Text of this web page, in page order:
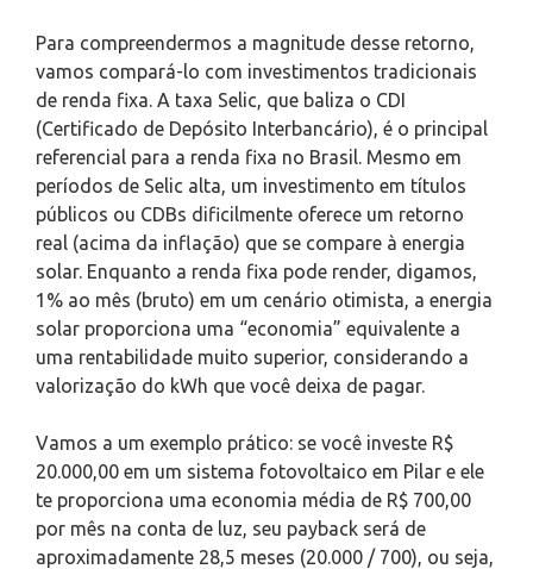
Para compreendermos a magnitude desse retorno,
vamos compará-lo com investimentos tradicionais
de renda fixa. A taxa Selic, que baliza o CDI
(Certificado de Depósito Interbancário), é o principal
referencial para a renda fixa no Brasil. Mesmo em
períodos de Selic alta, um investimento em títulos
públicos ou CDBs dificilmente oferece um retorno
real (acima da inflação) que se compare à energia
solar. Enquanto a renda fixa pode render, digamos,
1% ao mês (bruto) em um cenário otimista, a energia
solar proporciona uma “economia” equivalente a
uma rentabilidade muito superior, considerando a
valorização do kWh que você deixa de pagar.
Vamos a um exemplo prático: se você investe R$
20.000,00 em um sistema fotovoltaico em Pilar e ele
te proporciona uma economia média de R$ 700,00
por mês na conta de luz, seu payback será de
aproximadamente 28,5 meses (20.000 / 700), ou seja,